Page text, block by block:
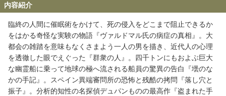
内容紹介
臨終の人間に催眠術をかけて、死の侵入をどこまで阻止できるか
をはかる奇怪な実験の物語『ヴァルドマル氏の病症の真相』。大
都会の雑踏を意味もなくさまよう一人の男を描き、近代人の心理
を透徹した眼でえぐった『群衆の人』。四千トンにもおよぶ巨大
な幽霊船に乗って地球の極へ流される船員の驚異の告白『壜のな
かの手記』。スペイン異端審問所の恐怖と残酷の拷問『落し穴と
振子』。分析的知性の名探偵デュパンものの最高作『盗まれた手